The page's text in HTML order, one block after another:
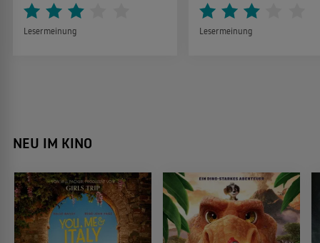
Lesermeinung Lesermeinung
NEU IM KINO